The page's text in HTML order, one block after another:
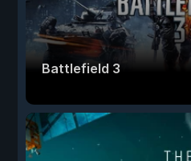
Battlefield 3